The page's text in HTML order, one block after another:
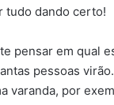
tudo dando certo!
pensar em qual
pessoas
varanda, por